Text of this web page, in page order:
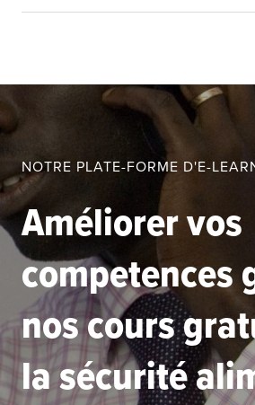
NOTRE PLATE-FORME D'E-
Améliorer vos
competences
nos cours
la sécurité